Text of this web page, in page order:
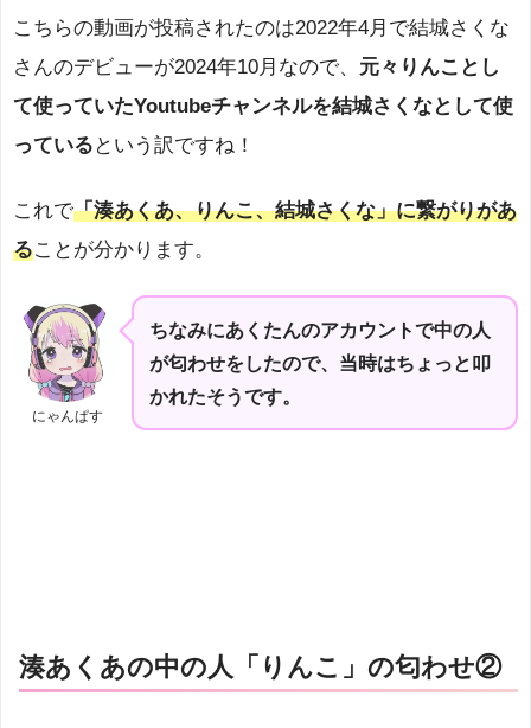
こちらの動画が投稿されたのは2022年4月で結城さくな
さんのデビューが2024年10月なので、 元々りんことし
て使っていたYoutubeチャンネルを結城さくなとして使
っている という訳ですね！
これで「湊あくあ、りんこ、結城さくな」に繋がりがあ
ることが分かります。
にゃんぱす
ちなみにあくたんのアカウントで中の人
が匂わせをしたので、当時はちょっと叩
かれたそうです。
湊あくあの中の人「りんこ」の匂わせ②